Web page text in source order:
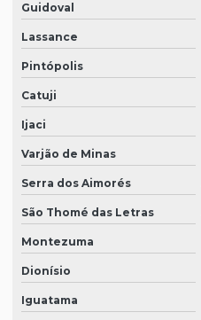
Guidoval
Lassance
Pintópolis
Catuji
Ijaci
Varjão de Minas
Serra dos Aimorés
São Thomé das Letras
Montezuma
Dionísio
Iguatama